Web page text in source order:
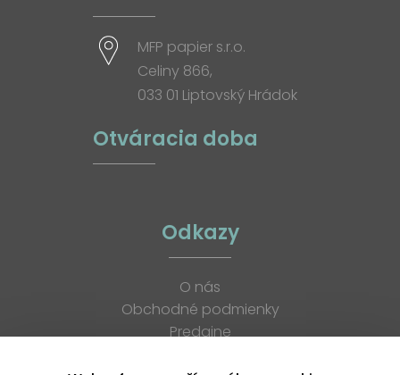
MFP papier s.r.o.
Celiny 866,
033 01 Liptovský Hrádok
Otváracia doba
Odkazy
O nás
Obchodné podmienky
Predajne